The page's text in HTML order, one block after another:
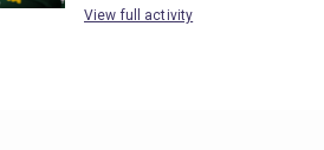
View full activity